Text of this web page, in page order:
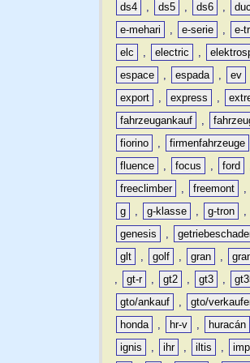
ds4
, ds5 , ds6 ,
e-mehari
, e-serie , e-
elc
, electric ,
espace
, espada , ev
export
, express ,
fahrzeugankauf
,
fiorino
, firmenfahrzeuge
fluence
, focus , ford
freeclimber
, freemont ,
g
, g-klasse , g-tron ,
genesis
,
glt
, golf , gran ,
,
gt-r , gt2 , gt3 ,
gto/ankauf
, gto/
honda
, hr-v , huracán
ignis
, ihr , iltis ,